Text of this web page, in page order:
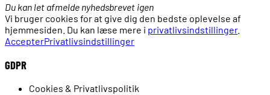
Du kan let afmelde nyhedsbrevet igen
Vi bruger cookies for at give dig den bedste oplevelse af
hjemmesiden. Du kan læse mere i privatlivsindstillinger.
AccepterPrivatlivsindstillinger
GDPR
Cookies & Privatlivspolitik